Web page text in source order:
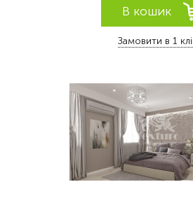
Замовити в 1